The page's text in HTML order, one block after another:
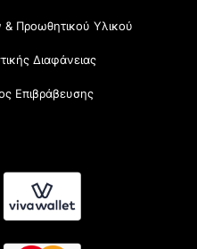
Προωθητικού Υλικού
Διαφάνειας
Επιβράβευσης